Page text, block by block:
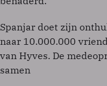
Spanjar doet zijn
naar 10.000.000
van Hyves. De
samen